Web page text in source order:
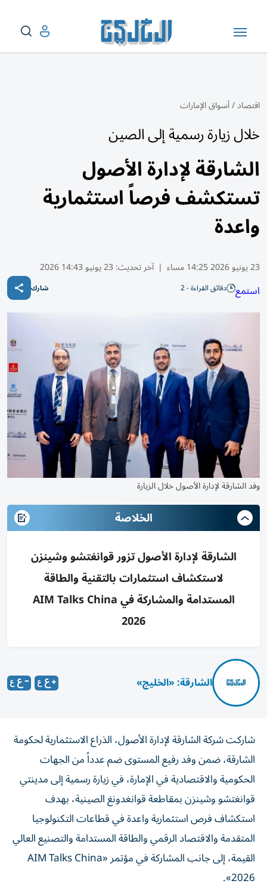
اقتصاد/أسواق الإمارات
خلال زيارة رسمية إلى الصين
الشارقة لإدارة الأصول
تستكشف فرصاً استثمارية
واعدة
23 يونيو 2026 14:25 مساء | آخر تحديث: 23 يونيو 14:43 2026
استمع دقائق القراءة - 2 شارك
وفد الشارقة لإدارة الأصول خلال الزيارة
الخلاصة
الشارقة لإدارة الأصول تزور قوانغتشو وشينزن
لاستكشاف استثمارات بالتقنية والطاقة
المستدامة والمشاركة في AIM Talks China
2026
الشارقة: «الخليج»
شاركت شركة الشارقة لإدارة الأصول، الذراع الاستثمارية لحكومة
الشارقة، ضمن وفد رفيع المستوى ضم عدداً من الجهات
الحكومية والاقتصادية في الإمارة، في زيارة رسمية إلى مدينتي
قوانغتشو وشينزن بمقاطعة قوانغدونغ الصينية، بهدف
استكشاف فرص استثمارية واعدة في قطاعات التكنولوجيا
المتقدمة والاقتصاد الرقمي والطاقة المستدامة والتصنيع العالي
القيمة، إلى جانب المشاركة في مؤتمر «AIM Talks China
2026».